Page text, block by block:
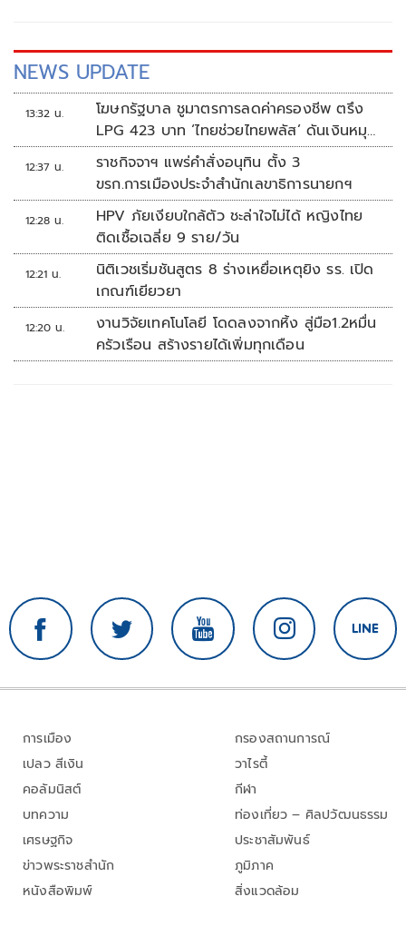
NEWS UPDATE
13:32 น.
โฆษกรัฐบาล ชูมาตรการลดค่าครองชีพ ตรึง
LPG 423 บาท ‘ไทยช่วยไทยพลัส’ ดันเงินหมุน
แสนล้าน
12:37 น.
ราชกิจจาฯ แพร่คำสั่งอนุทิน ตั้ง 3
ขรก.การเมืองประจำสำนักเลขาธิการนายกฯ
12:28 น.
HPV ภัยเงียบใกล้ตัว ชะล่าใจไม่ได้ หญิงไทย
ติดเชื้อเฉลี่ย 9 ราย/วัน
12:21 น.
นิติเวชเริ่มชันสูตร 8 ร่างเหยื่อเหตุยิง รร. เปิด
เกณฑ์เยียวยา
12:20 น.
งานวิจัยเทคโนโลยี โดดลงจากหิ้ง สู่มือ1.2หมื่น
ครัวเรือน สร้างรายได้เพิ่มทุกเดือน
การเมือง
เปลว สีเงิน
คอลัมนิสต์
บทความ
เศรษฐกิจ
ข่าวพระราชสำนัก
หนังสือพิมพ์
กรองสถานการณ์
วาไรตี้
กีฬา
ท่องเที่ยว – ศิลปวัฒนธรรม
ประชาสัมพันธ์
ภูมิภาค
สิ่งแวดล้อม